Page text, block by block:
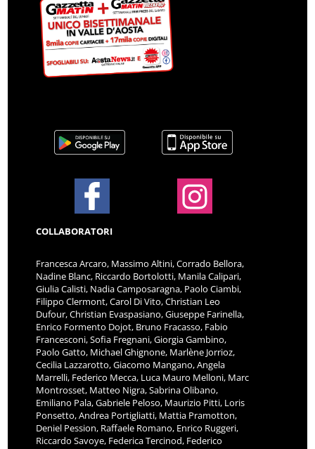
COLLABORATORI
Francesca Arcaro, Massimo Altini, Corrado Bellora,
Nadine Blanc, Riccardo Bortolotti, Manila Calipari,
Giulia Calisti, Nadia Camposaragna, Paolo Ciambi,
Filippo Clermont, Carol Di Vito, Christian Leo
Dufour, Christian Evaspasiano, Giuseppe Farinella,
Enrico Formento Dojot, Bruno Fracasso, Fabio
Francesconi, Sofia Fregnani, Giorgia Gambino,
Paolo Gatto, Michael Ghignone, Marlène Jorrioz,
Cecilia Lazzarotto, Giacomo Mangano, Angela
Marrelli, Federico Mecca, Luca Mauro Melloni, Marc
Montrosset, Matteo Nigra, Sabrina Olibano,
Emiliano Pala, Gabriele Peloso, Maurizio Pitti, Loris
Ponsetto, Andrea Portigliatti, Mattia Pramotton,
Deniel Pession, Raffaele Romano, Enrico Ruggeri,
Riccardo Savoye, Federica Tercinod, Federico